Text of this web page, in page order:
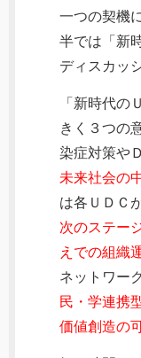
一つの契機
半では「新
ディスカッ
「新時代の
きく３つの
染症対策や
未来社会の
は各ＵＤＣ
次のステー
えでの組織
ネットワー
民・学連携
価値創造の